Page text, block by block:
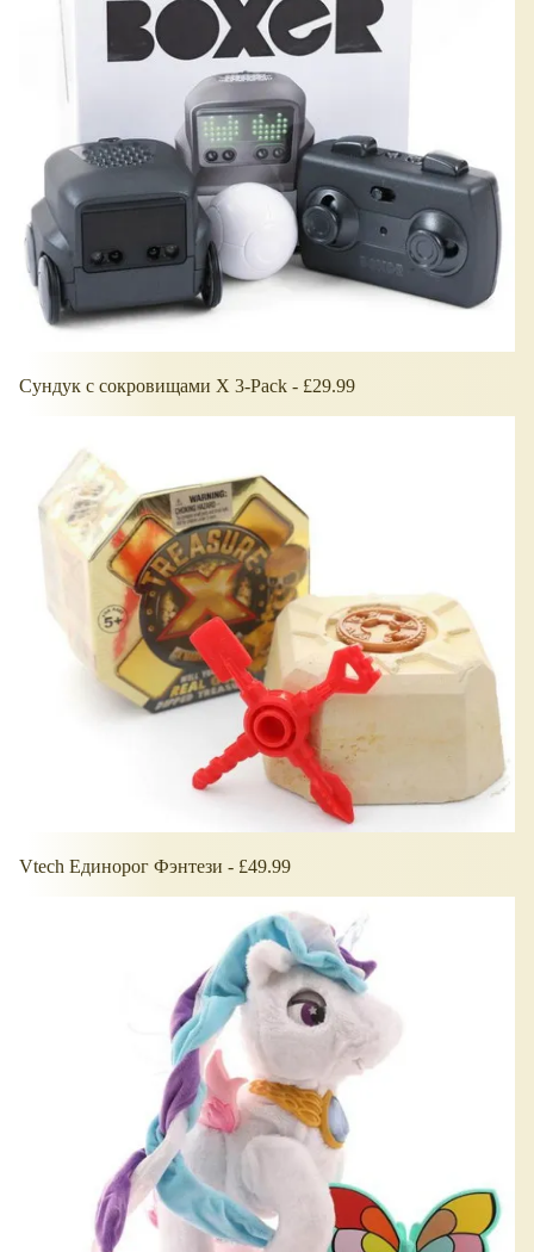
Сундук с сокровищами X 3-Pack - £29.99
Vtech Единорог Фэнтези - £49.99